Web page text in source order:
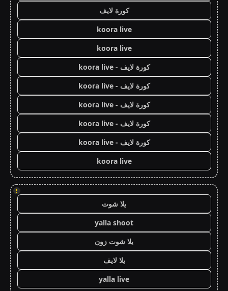
كورة لايف
koora live
koora live
كورة لايف - koora live
كورة لايف - koora live
كورة لايف - koora live
كورة لايف - koora live
كورة لايف - koora live
koora live
!
يلا شوت
yalla shoot
يلا شوت زون
يلا لايف
yalla live